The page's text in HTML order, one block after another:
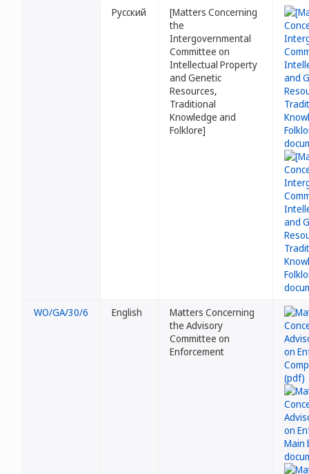
Русский
[Matters Concerning
the
Intergovernmental
Committee on
Intellectual Property
and Genetic
Resources,
Traditional
Knowledge and
Folklore]
WO/GA/30/6 English
Matters Concerning
the Advisory
Committee on
Enforcement